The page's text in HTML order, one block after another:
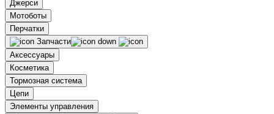
Джерси
Мотоботы
Перчатки
Запчасти
Аксессуары
Косметика
Тормозная система
Цепи
Элементы управления